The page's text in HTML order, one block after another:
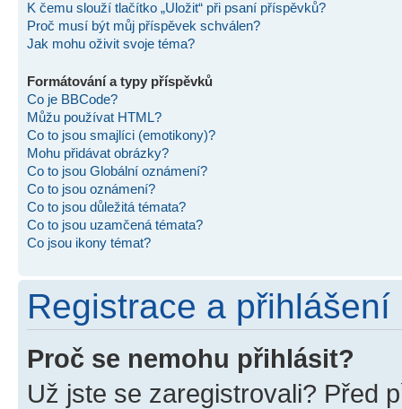
K čemu slouží tlačítko „Uložit“ při psaní příspěvků?
Proč musí být můj příspěvek schválen?
Jak mohu oživit svoje téma?
Formátování a typy příspěvků
Co je BBCode?
Můžu používat HTML?
Co to jsou smajlíci (emotikony)?
Mohu přidávat obrázky?
Co to jsou Globální oznámení?
Co to jsou oznámení?
Co to jsou důležitá témata?
Co to jsou uzamčená témata?
Co jsou ikony témat?
Registrace a přihlášení
Proč se nemohu přihlásit?
Už jste se zaregistrovali? Před